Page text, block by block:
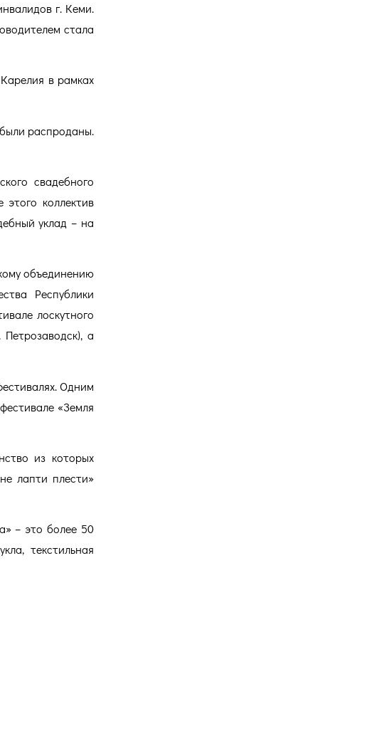
г. Кеми.
стала
в рамках
распроданы.
свадебного
коллектив
уклад – на
объединению
Республики
лоскутного
а
Одним
«Земля
из которых
лапти плести»
– это более 50
текстильная